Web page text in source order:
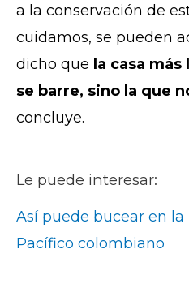
a la conservación de
cuidamos, se pueden
dicho que la casa
se barre, sino la que
concluye.
Le puede interesar:
Así puede bucear en la
Pacífico colombiano